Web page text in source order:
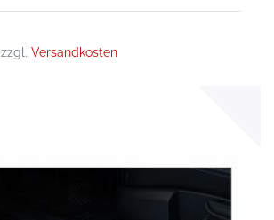
zzgl.Versandkosten